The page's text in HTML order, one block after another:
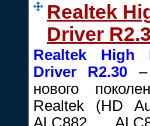
Realtek
Driver
Realtek High
Driver R2.30 –
нового
Realtek (HD
ALC882,